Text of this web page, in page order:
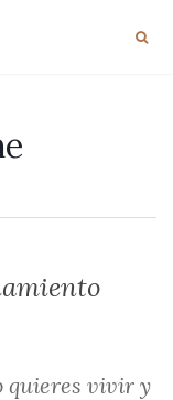
quieres vivir y